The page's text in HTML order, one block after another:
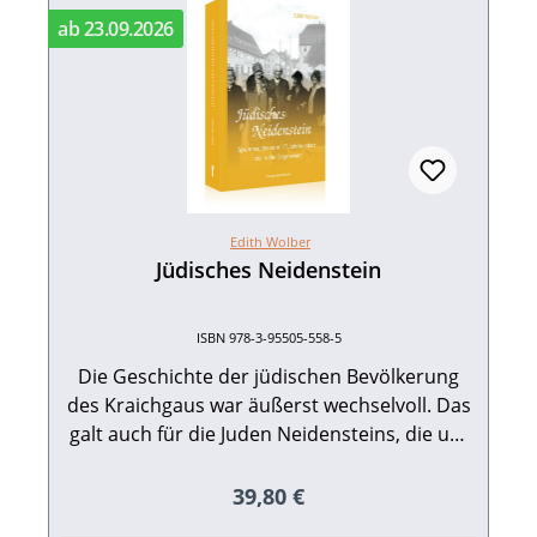
Neu
ab 23.09.2026
Edith Wolber
Jüdisches Neidenstein
ISBN 978-3-95505-558-5
Die Geschichte der jüdischen Bevölkerung
des Kraichgaus war äußerst wechselvoll. Das
galt auch für die Juden Neidensteins, die um
ausmachten. Wegen zahlreicher Abgaben
Regulärer Preis:
39,80 €